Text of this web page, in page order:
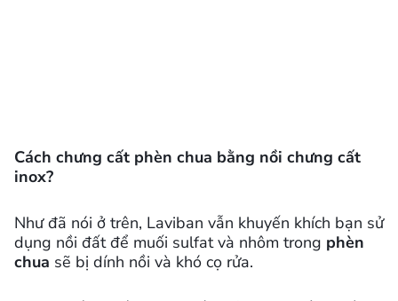
Cách chưng cất phèn chua bằng nồi chưng cất
inox?
Như đã nói ở trên, Laviban vẫn khuyến khích bạn sử
dụng nồi đất để muối sulfat và nhôm trong phèn
chua sẽ bị dính nồi và khó cọ rửa.